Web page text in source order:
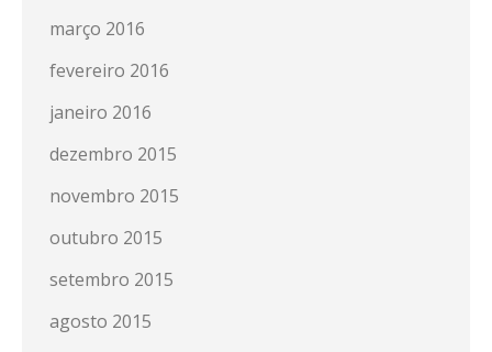
março 2016
fevereiro 2016
janeiro 2016
dezembro 2015
novembro 2015
outubro 2015
setembro 2015
agosto 2015